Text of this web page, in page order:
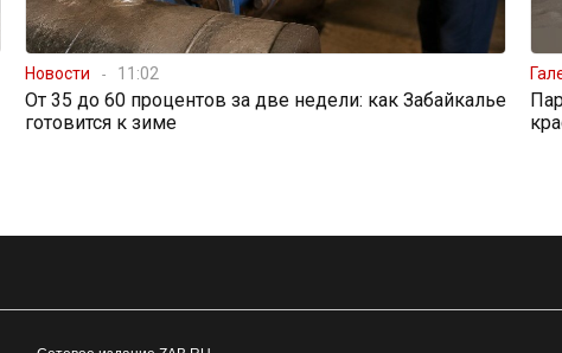
Новости 11:02
От 35 до 60 процентов за две недели: как Забайкалье
готовится к зиме